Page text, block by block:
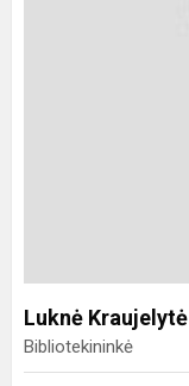
Luknė Kraujelytė
Bibliotekininkė